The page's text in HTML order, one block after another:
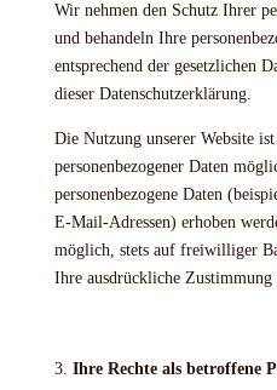
Wir nehmen den Schutz Ihrer
und behandeln Ihre
entsprechend der gesetzlichen
dieser Datenschutzerklärung.
Die Nutzung unserer Website
personenbezogener Daten
personenbezogene Daten
E-Mail-Adressen) erhoben
möglich, stets auf freiwilliger
Ihre ausdrückliche
Ihre Rechte als betroffene